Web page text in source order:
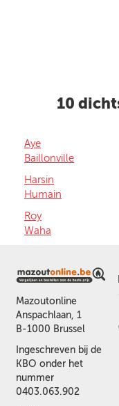
10
Aye
Baillonville
Harsin
Humain
Roy
Waha
Mazoutonline
Anspachlaan, 1
B-1000 Brussel
Ingeschreven bij de
KBO onder het
nummer
0403.063.902